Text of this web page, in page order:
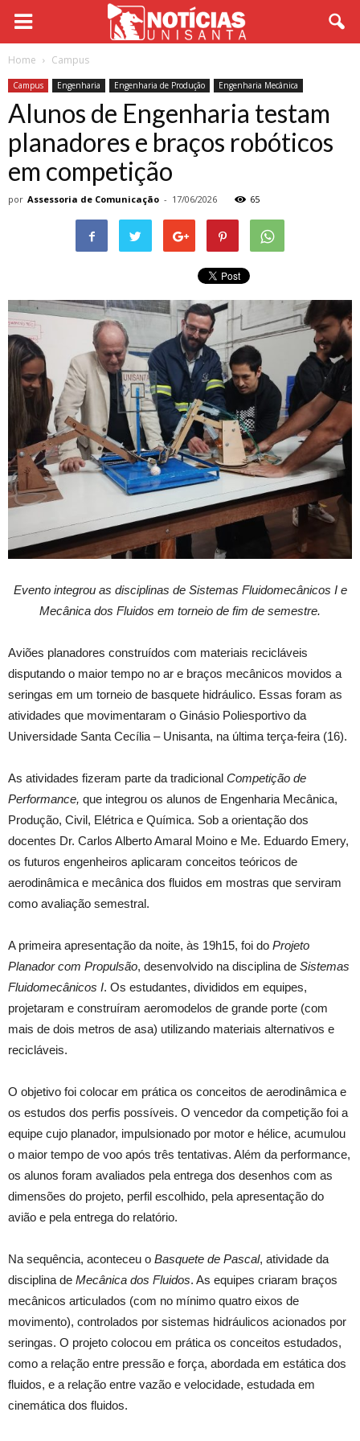
Home Campus
Campus Engenharia Engenharia de Produção Engenharia Mecânica
Alunos de Engenharia testam
planadores e braços robóticos
em competição
por Assessoria de Comunicação - 17/06/2026 65
Evento integrou as disciplinas de Sistemas Fluidomecânicos I e
Mecânica dos Fluidos em torneio de fim de semestre.
Aviões planadores construídos com materiais recicláveis
disputando o maior tempo no ar e braços mecânicos movidos a
seringas em um torneio de basquete hidráulico. Essas foram as
atividades que movimentaram o Ginásio Poliesportivo da
Universidade Santa Cecília – Unisanta, na última terça-feira (16).
As atividades fizeram parte da tradicional Competição de
Performance, que integrou os alunos de Engenharia Mecânica,
Produção, Civil, Elétrica e Química. Sob a orientação dos
docentes Dr. Carlos Alberto Amaral Moino e Me. Eduardo Emery,
os futuros engenheiros aplicaram conceitos teóricos de
aerodinâmica e mecânica dos fluidos em mostras que serviram
como avaliação semestral.
A primeira apresentação da noite, às 19h15, foi do Projeto
Planador com Propulsão, desenvolvido na disciplina de Sistemas
Fluidomecânicos I. Os estudantes, divididos em equipes,
projetaram e construíram aeromodelos de grande porte (com
mais de dois metros de asa) utilizando materiais alternativos e
recicláveis.
O objetivo foi colocar em prática os conceitos de aerodinâmica e
os estudos dos perfis possíveis. O vencedor da competição foi a
equipe cujo planador, impulsionado por motor e hélice, acumulou
o maior tempo de voo após três tentativas. Além da performance,
os alunos foram avaliados pela entrega dos desenhos com as
dimensões do projeto, perfil escolhido, pela apresentação do
avião e pela entrega do relatório.
Na sequência, aconteceu o Basquete de Pascal, atividade da
disciplina de Mecânica dos Fluidos. As equipes criaram braços
mecânicos articulados (com no mínimo quatro eixos de
movimento), controlados por sistemas hidráulicos acionados por
seringas. O projeto colocou em prática os conceitos estudados,
como a relação entre pressão e força, abordada em estática dos
fluidos, e a relação entre vazão e velocidade, estudada em
cinemática dos fluidos.